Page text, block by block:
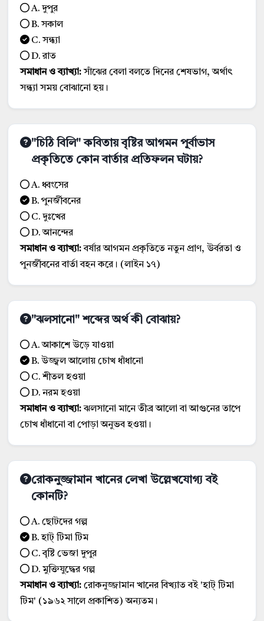
A. দুপুর
B. সকাল
C. সন্ধ্যা
D. রাত
সমাধান ও ব্যাখ্যা:সাঁঝের বেলা বলতে দিনের শেষভাগ, অর্থাৎ
সন্ধ্যা সময় বোঝানো হয়।
"চিঠি বিলি" কবিতায় বৃষ্টির আগমন পূর্বাভাস
প্রকৃতিতে কোন বার্তার প্রতিফলন ঘটায়?
A. ধ্বংসের
B. পুনর্জীবনের
C. দুঃখের
D. আনন্দের
সমাধান ও ব্যাখ্যা:বর্ষার আগমন প্রকৃতিতে নতুন প্রাণ, উর্বরতা ও
পুনর্জীবনের বার্তা বহন করে। (লাইন ১৭)
"ঝলসানো" শব্দের অর্থ কী বোঝায়?
A. আকাশে উড়ে যাওয়া
B. উজ্জ্বল আলোয় চোখ ধাঁধানো
C. শীতল হওয়া
D. নরম হওয়া
সমাধান ও ব্যাখ্যা:ঝলসানো মানে তীব্র আলো বা আগুনের তাপে
চোখ ধাঁধানো বা পোড়া অনুভব হওয়া।
রোকনুজ্জামান খানের লেখা উল্লেখযোগ্য বই
কোনটি?
A. ছোটদের গল্প
B. হাট্ টিমা টিম
C. বৃষ্টি ভেজা দুপুর
D. মুক্তিযুদ্ধের গল্প
সমাধান ও ব্যাখ্যা: রোকনুজ্জামান খানের বিখ্যাত বই 'হাট্ টিমা
টিম' (১৯৬২ সালে প্রকাশিত) অন্যতম।